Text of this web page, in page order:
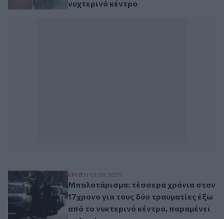
νυχτερινό κέντρο
Μπαλοτάρισμα: τέσσερα χρόνια στον
ΚΡΗΤΗ 01.08.2025
Μπαλοτάρισμα: τέσσερα χρόνια στον
17χρονο για τους δύο τραυματίες έξω
από το νυκτερινό κέντρο, παραμένει